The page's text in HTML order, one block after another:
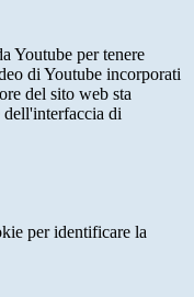
Youtube per tenere
di Youtube incorporati
del sito web sta
di
per identificare la